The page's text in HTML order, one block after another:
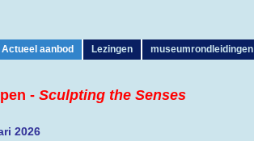
Actueel aanbod Lezingen museumrondleidingen
-Sculpting the Senses
2026